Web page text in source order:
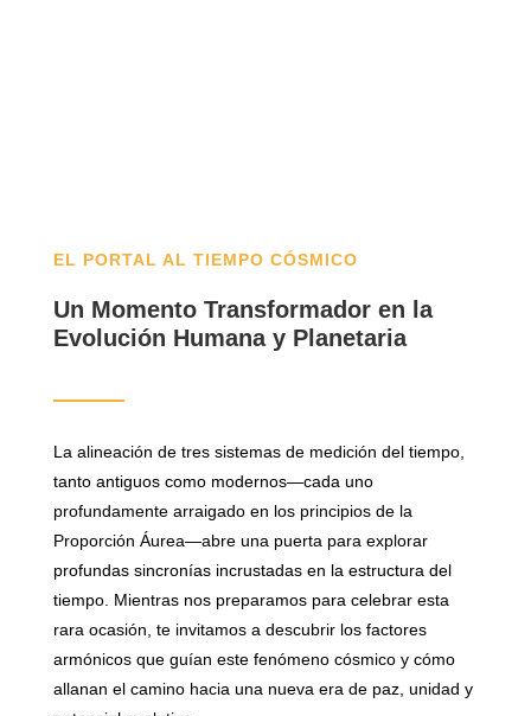
EL PORTAL AL TIEMPO CÓSMICO
Un Momento Transformador en la
Evolución Humana y Planetaria
La alineación de tres sistemas de medición del tiempo,
tanto antiguos como modernos—cada uno
profundamente arraigado en los principios de la
Proporción Áurea—abre una puerta para explorar
profundas sincronías incrustadas en la estructura del
tiempo. Mientras nos preparamos para celebrar esta
rara ocasión, te invitamos a descubrir los factores
armónicos que guían este fenómeno cósmico y cómo
allanan el camino hacia una nueva era de paz, unidad y